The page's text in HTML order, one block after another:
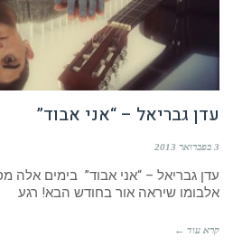
עדן גבריאל – “אני אבוד”
3 בפברואר 2013
עדן גבריאל – “אני אבוד” בימים אלה
אלבומו שיראה אור בחודש הבא! רגע
קרא עוד ←